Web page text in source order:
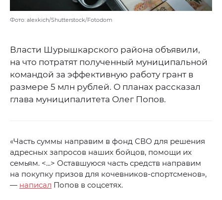
Фото: alexkich/Shutterstock/Fotodom
Власти Шурышкарского района объявили,
на что потратят полученный муниципальной
командой за эффективную работу грант в
размере 5 млн рублей. О планах рассказал
глава муниципалитета Олег Попов.
«Часть суммы направим в фонд СВО для решения
адресных запросов наших бойцов, помощи их
семьям. <...> Оставшуюся часть средств направим
на покупку призов для кочевников-спортсменов»,
— написал Попов в соцсетях.